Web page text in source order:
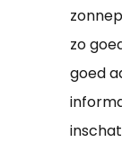
zo
goed